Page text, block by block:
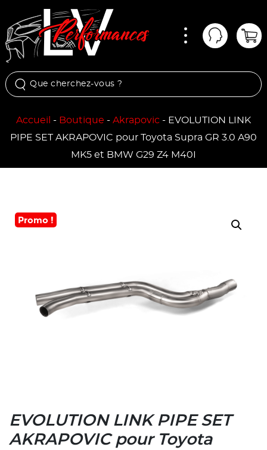
Mon
Accueil - Boutique - Akrapovic - EVOLUTION LINK
PIPE SET AKRAPOVIC pour Toyota Supra GR 3.0 A90
MK5 et BMW G29 Z4 M40I
Promo !
EVOLUTION LINK PIPE SET
AKRAPOVIC pour Toyota